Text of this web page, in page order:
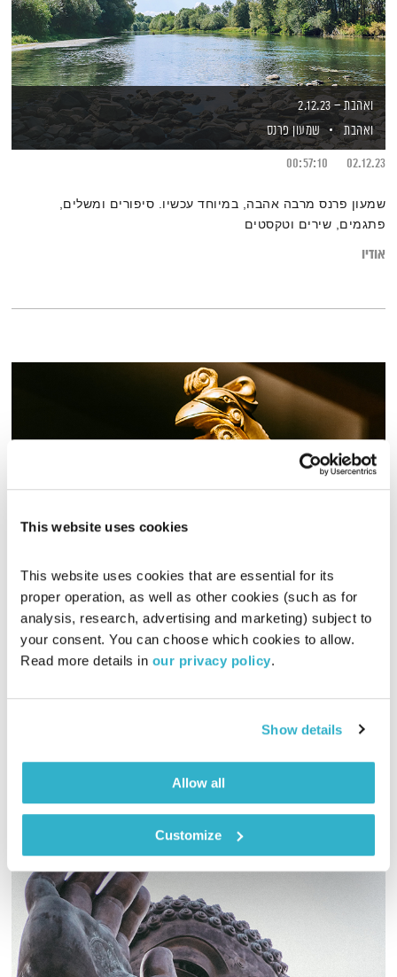
This website uses cookies
This website uses cookies that are essential for its
proper operation, as well as other cookies (such as for
analysis, research, advertising and marketing) subject to
your consent. You can choose which cookies to allow.
Read more details in our privacy policy.
Show details
Allow all
Customize
ואהבת – 2.12.23
ואהבת
שמעון פרנס
02.12.23
00:57:10
שמעון פרנס מרבה אהבה, במיוחד עכשיו. סיפורים ומשלים,
פתגמים, שירים וטקסטים
אודיו
מדיטציית צלילים
דרור רדה
02.11.23
00:26:48
מדיטציית צלילים עם דרור רדה להקשבה ופריקה עם פאנטם ונבל